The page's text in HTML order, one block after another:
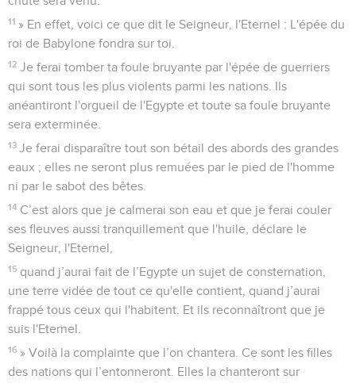
11 » En effet, voici ce que dit le Seigneur, l'Eternel : L'épée du
roi de Babylone fondra sur toi.
12 Je ferai tomber ta foule bruyante par l'épée de guerriers
qui sont tous les plus violents parmi les nations. Ils
anéantiront l'orgueil de l'Egypte et toute sa foule bruyante
sera exterminée.
13 Je ferai disparaître tout son bétail des abords des grandes
eaux ; elles ne seront plus remuées par le pied de l'homme
ni par le sabot des bêtes.
14 C’est alors que je calmerai son eau et que je ferai couler
ses fleuves aussi tranquillement que l'huile, déclare le
Seigneur, l'Eternel,
15 quand j’aurai fait de l’Egypte un sujet de consternation,
une terre vidée de tout ce qu'elle contient, quand j’aurai
frappé tous ceux qui l'habitent. Et ils reconnaîtront que je
suis l'Eternel.
16 » Voilà la complainte que l’on chantera. Ce sont les filles
des nations qui l’entonneront. Elles la chanteront sur